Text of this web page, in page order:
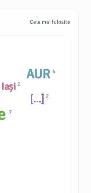
Cele mai folosite
Iași 2
7
[…] 2
AUR4